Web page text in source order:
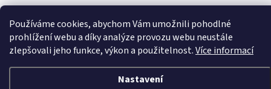
Používáme cookies, abychom Vám umožnili pohodlné
prohlížení webu a díky analýze provozu webu neustále
zlepšovali jeho funkce, výkon a použitelnost.Více informací
Nastavení
Používámeověření věku Adulto